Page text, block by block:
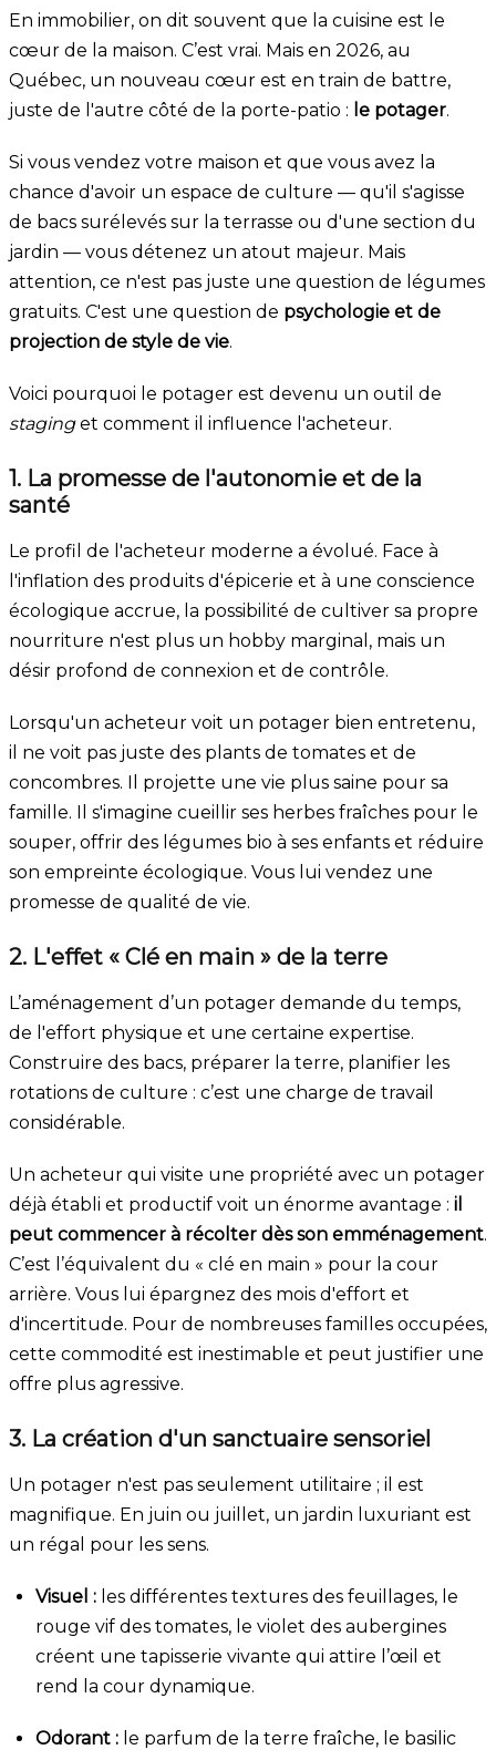
En immobilier, on dit souvent que la cuisine est le
cœur de la maison. C’est vrai. Mais en 2026, au
Québec, un nouveau cœur est en train de battre,
juste de l'autre côté de la porte-patio : le potager.
Si vous vendez votre maison et que vous avez la
chance d'avoir un espace de culture — qu'il s'agisse
de bacs surélevés sur la terrasse ou d'une section du
jardin — vous détenez un atout majeur. Mais
attention, ce n'est pas juste une question de légumes
gratuits. C'est une question de psychologie et de
projection de style de vie.
Voici pourquoi le potager est devenu un outil de
staginget comment il influence l'acheteur.
1. La promesse de l'autonomie et de la
santé
Le profil de l'acheteur moderne a évolué. Face à
l'inflation des produits d'épicerie et à une conscience
écologique accrue, la possibilité de cultiver sa propre
nourriture n'est plus un hobby marginal, mais un
désir profond de connexion et de contrôle.
Lorsqu'un acheteur voit un potager bien entretenu,
il ne voit pas juste des plants de tomates et de
concombres. Il projette une vie plus saine pour sa
famille. Il s'imagine cueillir ses herbes fraîches pour le
souper, offrir des légumes bio à ses enfants et réduire
son empreinte écologique. Vous lui vendez une
promesse de qualité de vie.
2. L'effet « Clé en main » de la terre
L’aménagement d’un potager demande du temps,
de l'effort physique et une certaine expertise.
Construire des bacs, préparer la terre, planifier les
rotations de culture : c’est une charge de travail
considérable.
Un acheteur qui visite une propriété avec un potager
déjà établi et productif voit un énorme avantage : il
peut commencer à récolter dès son emménagement.
C’est l’équivalent du « clé en main » pour la cour
arrière. Vous lui épargnez des mois d'effort et
d'incertitude. Pour de nombreuses familles occupées,
cette commodité est inestimable et peut justifier une
offre plus agressive.
3. La création d'un sanctuaire sensoriel
Un potager n'est pas seulement utilitaire ; il est
magnifique. En juin ou juillet, un jardin luxuriant est
un régal pour les sens.
Visuel : les différentes textures des feuillages, le
rouge vif des tomates, le violet des aubergines
créent une tapisserie vivante qui attire l’œil et
rend la cour dynamique.
Odorant : le parfum de la terre fraîche, le basilic